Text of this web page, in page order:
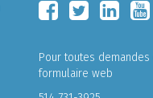
Pour toutes
formulaire web